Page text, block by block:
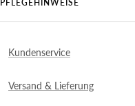
PFLEGEHINWEISE
Kundenservice
Versand & Lieferung